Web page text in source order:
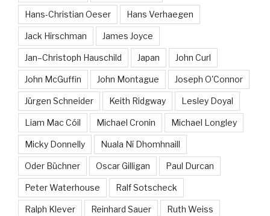
Hans-Christian Oeser Hans Verhaegen
Jack Hirschman James Joyce
Jan–Christoph Hauschild Japan John Curl
John McGuffin John Montague Joseph O'Connor
Jürgen Schneider Keith Ridgway Lesley Doyal
Liam Mac Cóil Michael Cronin Michael Longley
Micky Donnelly Nuala Ní Dhomhnaill
Oder Büchner Oscar Gilligan Paul Durcan
Peter Waterhouse Ralf Sotscheck
Ralph Klever Reinhard Sauer Ruth Weiss